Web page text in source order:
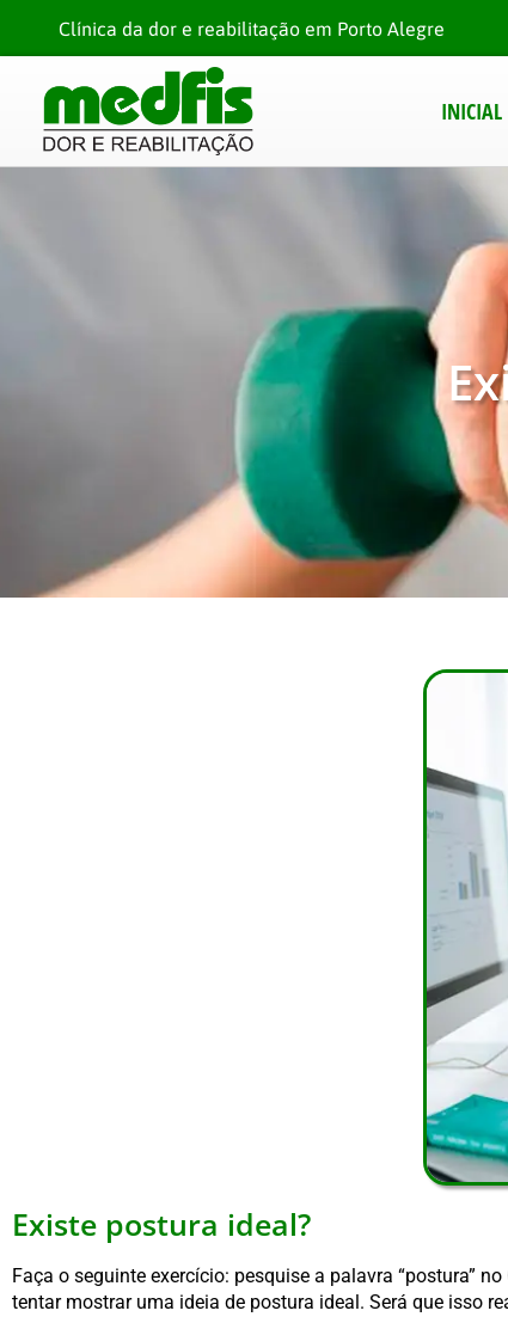
Clínica da dor e reabilitação em Porto Alegre
INICIAL
Existe postura ideal?
Faça o seguinte exercício: pesquise a palavra “postura”
tentar mostrar uma ideia de postura ideal. Será que isso